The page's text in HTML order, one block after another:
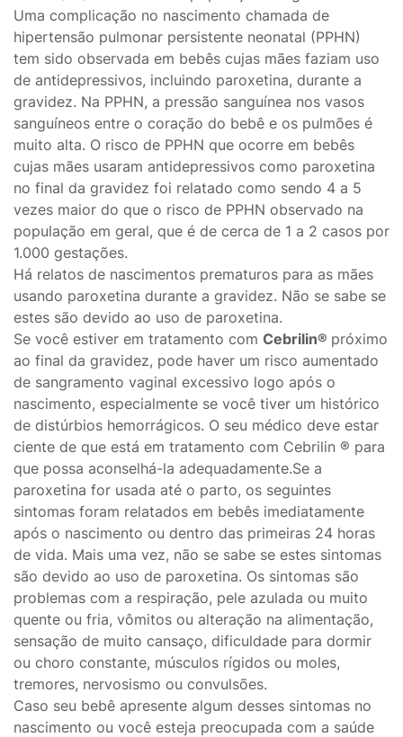
Uma complicação no nascimento chamada de
hipertensão pulmonar persistente neonatal (PPHN)
tem sido observada em bebês cujas mães faziam uso
de antidepressivos, incluindo paroxetina, durante a
gravidez. Na PPHN, a pressão sanguínea nos vasos
sanguíneos entre o coração do bebê e os pulmões é
muito alta. O risco de PPHN que ocorre em bebês
cujas mães usaram antidepressivos como paroxetina
no final da gravidez foi relatado como sendo 4 a 5
vezes maior do que o risco de PPHN observado na
população em geral, que é de cerca de 1 a 2 casos por
1.000 gestações.
Há relatos de nascimentos prematuros para as mães
usando paroxetina durante a gravidez. Não se sabe se
estes são devido ao uso de paroxetina.
Se você estiver em tratamento com Cebrilin® próximo
ao final da gravidez, pode haver um risco aumentado
de sangramento vaginal excessivo logo após o
nascimento, especialmente se você tiver um histórico
de distúrbios hemorrágicos. O seu médico deve estar
ciente de que está em tratamento com Cebrilin ® para
que possa aconselhá-la adequadamente.Se a
paroxetina for usada até o parto, os seguintes
sintomas foram relatados em bebês imediatamente
após o nascimento ou dentro das primeiras 24 horas
de vida. Mais uma vez, não se sabe se estes sintomas
são devido ao uso de paroxetina. Os sintomas são
problemas com a respiração, pele azulada ou muito
quente ou fria, vômitos ou alteração na alimentação,
sensação de muito cansaço, dificuldade para dormir
ou choro constante, músculos rígidos ou moles,
tremores, nervosismo ou convulsões.
Caso seu bebê apresente algum desses sintomas no
nascimento ou você esteja preocupada com a saúde